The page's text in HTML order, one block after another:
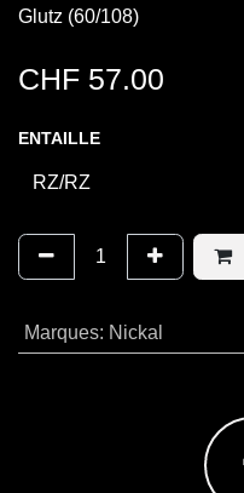
Glutz (60/108)
CHF 57.00
ENTAILLE
Marques: Nickal